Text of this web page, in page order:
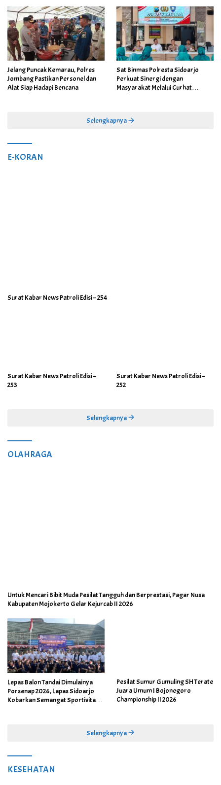
Jelang Puncak Kemarau, Polres
Jombang Pastikan Personel dan
Alat Siap Hadapi Bencana
Sat Binmas Polresta Sidoarjo
Perkuat Sinergi dengan
Masyarakat Melalui Curhat
Selengkapnya
E-KORAN
Surat Kabar News Patroli Edisi – 254
Surat Kabar News Patroli Edisi –
253
Surat Kabar News Patroli Edisi –
252
Selengkapnya
OLAHRAGA
Untuk Mencari Bibit Muda Pesilat Tangguh dan Berprestasi, Pagar Nusa
Kabupaten Mojokerto Gelar Kejurcab II 2026
Lepas Balon Tandai Dimulainya
Porsenap 2026, Lapas Sidoarjo
Kobarkan Semangat Sportivitas
Pesilat Sumur Gumuling SH Terate
Juara Umum I Bojonegoro
Championship II 2026
Selengkapnya
KESEHATAN